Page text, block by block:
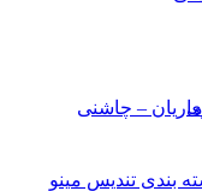
– چاشنی
بندی تندیس مینو